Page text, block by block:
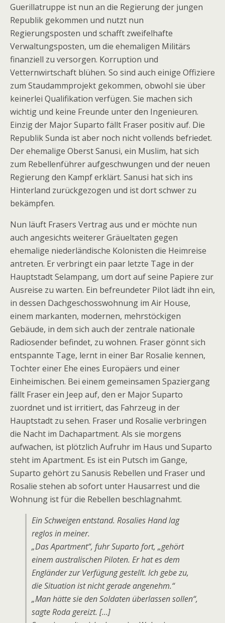
Guerillatruppe ist nun an die Regierung der jungen
Republik gekommen und nutzt nun
Regierungsposten und schafft zweifelhafte
Verwaltungsposten, um die ehemaligen Militärs
finanziell zu versorgen. Korruption und
Vetternwirtschaft blühen. So sind auch einige Offiziere
zum Staudammprojekt gekommen, obwohl sie über
keinerlei Qualifikation verfügen. Sie machen sich
wichtig und keine Freunde unter den Ingenieuren.
Einzig der Major Suparto fällt Fraser positiv auf. Die
Republik Sunda ist aber noch nicht vollends befriedet.
Der ehemalige Oberst Sanusi, ein Muslim, hat sich
zum Rebellenführer aufgeschwungen und der neuen
Regierung den Kampf erklärt. Sanusi hat sich ins
Hinterland zurückgezogen und ist dort schwer zu
bekämpfen.
Nun läuft Frasers Vertrag aus und er möchte nun
auch angesichts weiterer Gräueltaten gegen
ehemalige niederländische Kolonisten die Heimreise
antreten. Er verbringt ein paar letzte Tage in der
Hauptstadt Selampang, um dort auf seine Papiere zur
Ausreise zu warten. Ein befreundeter Pilot lädt ihn ein,
in dessen Dachgeschosswohnung im Air House,
einem markanten, modernen, mehrstöckigen
Gebäude, in dem sich auch der zentrale nationale
Radiosender befindet, zu wohnen. Fraser gönnt sich
entspannte Tage, lernt in einer Bar Rosalie kennen,
Tochter einer Ehe eines Europäers und einer
Einheimischen. Bei einem gemeinsamen Spaziergang
fällt Fraser ein Jeep auf, den er Major Suparto
zuordnet und ist irritiert, das Fahrzeug in der
Hauptstadt zu sehen. Fraser und Rosalie verbringen
die Nacht im Dachapartment. Als sie morgens
aufwachen, ist plötzlich Aufruhr im Haus und Suparto
steht im Apartment. Es ist ein Putsch im Gange,
Suparto gehört zu Sanusis Rebellen und Fraser und
Rosalie stehen ab sofort unter Hausarrest und die
Wohnung ist für die Rebellen beschlagnahmt.
Ein Schweigen entstand. Rosalies Hand lag
reglos in meiner.
„Das Apartment“, fuhr Suparto fort, „gehört
einem australischen Piloten. Er hat es dem
Engländer zur Verfügung gestellt. Ich gebe zu,
die Situation ist nicht gerade angenehm.“
„Man hätte sie den Soldaten überlassen sollen“,
sagte Roda gereizt. […]